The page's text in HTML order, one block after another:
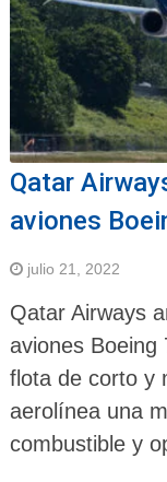
Qatar
aviones
julio 21, 2022
Qatar Airways
aviones Boeing
flota de corto y
aerolínea una
combustible y